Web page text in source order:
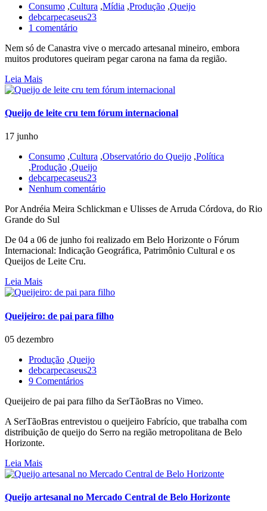
Consumo ,Cultura ,Mídia ,Produção ,Queijo
debcarpecaseus23
1 comentário
Nem só de Canastra vive o mercado artesanal mineiro, embora
muitos produtores queiram pegar carona na fama da região.
Leia Mais
Queijo de leite cru tem fórum internacional
17 junho
Consumo ,Cultura ,Observatório do Queijo ,Política
,Produção ,Queijo
debcarpecaseus23
Nenhum comentário
Por Andréia Meira Schlickman e Ulisses de Arruda Córdova, do Rio
Grande do Sul
De 04 a 06 de junho foi realizado em Belo Horizonte o Fórum
Internacional: Indicação Geográfica, Patrimônio Cultural e os
Queijos de Leite Cru.
Leia Mais
Queijeiro: de pai para filho
05 dezembro
Produção ,Queijo
debcarpecaseus23
9 Comentários
Queijeiro de pai para filho da SerTãoBras no Vimeo.
A SerTãoBras entrevistou o queijeiro Fabrício, que trabalha com
distribuição de queijo do Serro na região metropolitana de Belo
Horizonte.
Leia Mais
Queijo artesanal no Mercado Central de Belo Horizonte